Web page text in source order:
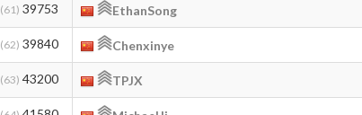
(61) 39753 EthanSong
(62) 39840 Chenxinye
(63) 43200 TPJX